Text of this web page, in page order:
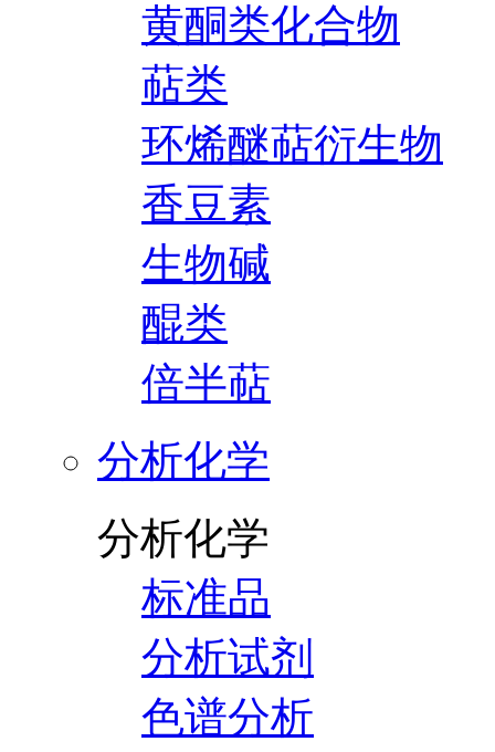
黄酮类化合物
萜类
环烯醚萜衍生物
香豆素
生物碱
醌类
倍半萜
分析化学
分析化学
标准品
分析试剂
色谱分析